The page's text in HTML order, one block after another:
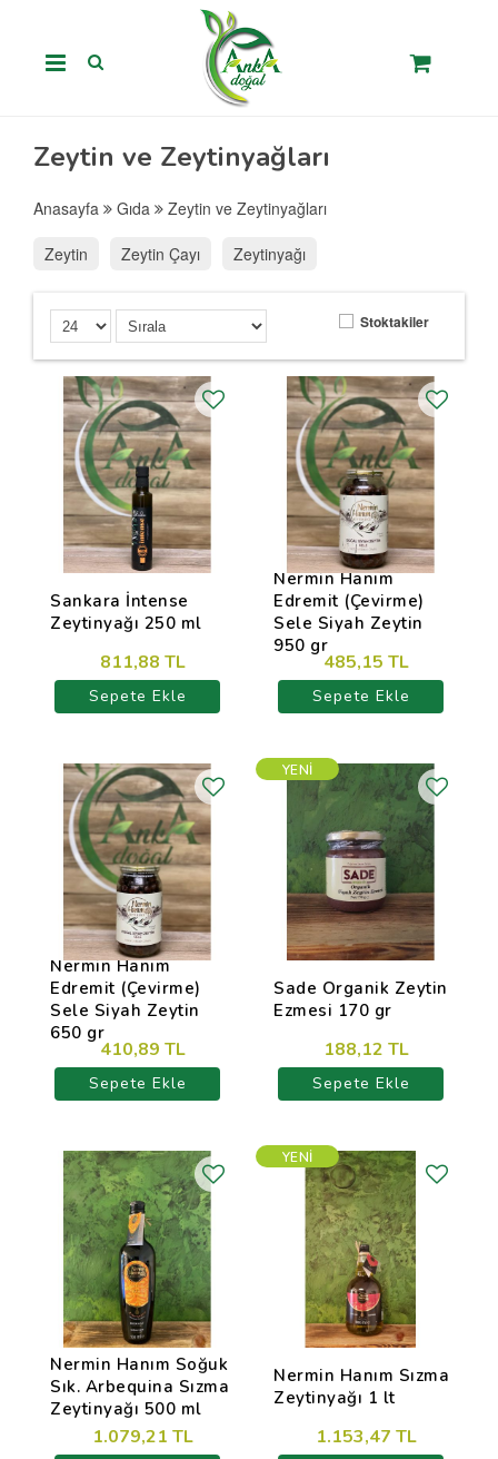
Zeytin ve Zeytinyağları
Anasayfa Gıda Zeytin ve Zeytinyağları
Zeytin Zeytin Çayı Zeytinyağı
Stoktakiler
Sankara İntense
Zeytinyağı 250 ml
811,88 TL
Sepete Ekle
Nermin Hanım
Edremit (Çevirme)
Sele Siyah Zeytin
950 gr
485,15 TL
Sepete Ekle
Nermin Hanım
Edremit (Çevirme)
Sele Siyah Zeytin
650 gr
410,89 TL
Sepete Ekle
Sade Organik Zeytin
Ezmesi 170 gr
188,12 TL
Sepete Ekle
YENI
Nermin Hanım Soğuk
Sık. Arbequina Sızma
Zeytinyağı 500 ml
1.079,21 TL
Nermin Hanım Sızma
Zeytinyağı 1 lt
1.153,47 TL
YENI